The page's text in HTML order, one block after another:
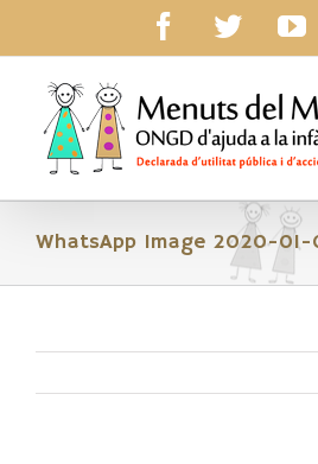
content
facebook
twitter
WhatsApp Image 2020-01-